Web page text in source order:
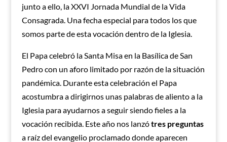
junto a ello, la XXVI Jornada Mundial de la Vida
Consagrada. Una fecha especial para todos los que
somos parte de esta vocación dentro de la Iglesia.
El Papa celebró la Santa Misa en la Basílica de San
Pedro con un aforo limitado por razón de la situación
pandémica. Durante esta celebración el Papa
acostumbra a dirigirnos unas palabras de aliento a la
Iglesia para ayudarnos a seguir siendo fieles a la
vocación recibida. Este año nos lanzótres preguntas
a raíz del evangelio proclamado donde aparecen